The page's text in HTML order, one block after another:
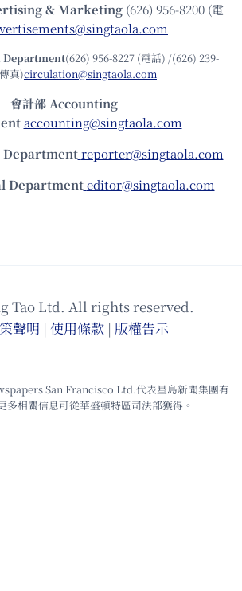
& Marketing (626) 956-8200 (電
Department(626) 956-8227 (電話) /(626) 239-
真)circulation@singtaola.com
會計部 Accounting
accounting@singtaola.com
Department reporter@singtaola.com
Department editor@singtaola.com
Tao Ltd. All rights reserved.
聲明 | 使⽤條款 | 版權告⽰
San Francisco Ltd.代表星島新聞集團有
多相關信息可從華盛頓特區司法部獲得。